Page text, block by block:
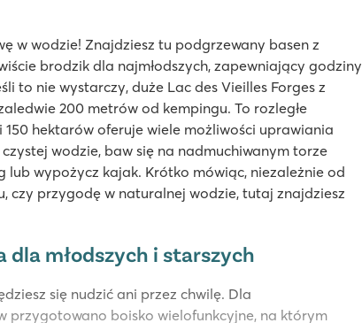
w wodzie! Znajdziesz tu podgrzewany basen z
brodzik dla najmłodszych, zapewniający godziny
to nie wystarczy, duże Lac des Vieilles Forges z
200 metrów od kempingu. To rozległe
hektarów oferuje wiele możliwości uprawiania
wodzie, baw się na nadmuchiwanym torze
lub wypożycz kajak. Krótko mówiąc, niezależnie od
czy przygodę w naturalnej wodzie, tutaj znajdziesz
dla młodszych i starszych
się nudzić ani przez chwilę. Dla
przygotowano boisko wielofunkcyjne, na którym